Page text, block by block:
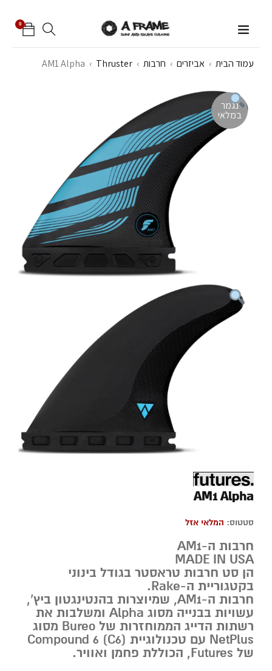
0
עמוד הבית › אביזרים › חרבות ›
Thruster
›
AM1 Alpha
נגמר
במלאי
AM1 Alpha
סטטוס: המלאי אזל
חרבות ה-AM1
MADE IN USA
הן סט חרבות טראסטר בגודל בינוני
בקטגוריית ה-Rake.
חרבות ה-AM1, שמיוצרות בהנטינגטון ביץ’,
עשויות בבנייה מסוג Alpha ומשלבות את
רשתות הדייג הממוחזרות של Bureo מסוג
NetPlus עם טכנולוגיית Compound 6 (C6)
של Futures, הכוללת פחמן ואוויר.